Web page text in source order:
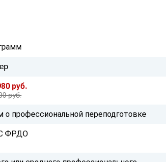
руб.
руб.
о профессиональной переподготовке
ФРДО